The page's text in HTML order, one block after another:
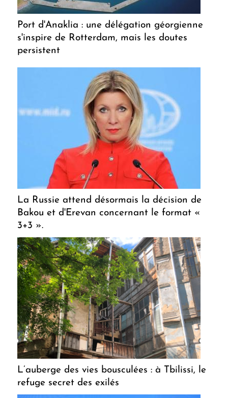
Port d'Anaklia : une délégation géorgienne
s'inspire de Rotterdam, mais les doutes
persistent
La Russie attend désormais la décision de
Bakou et d'Erevan concernant le format «
3+3 ».
L’auberge des vies bousculées : à Tbilissi, le
refuge secret des exilés